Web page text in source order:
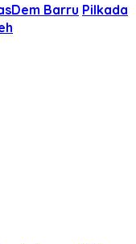
Barru Pilkada